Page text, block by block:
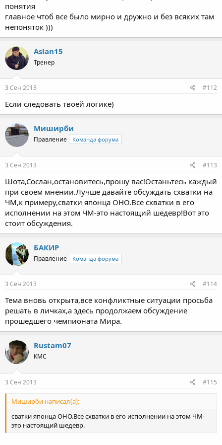
понятия
главное чтоб все было мирно и дружно и без всяких там
непоняток )))
Aslan15
Тренер
3 Сен 2013 #112
Если следовать твоей логике)
Миширби
Правление Команда форума
3 Сен 2013 #113
Шота,Сослан,остановитесь,прошу вас!Останьтесь каждый
при своем мнении.Лучше давайте обсуждать схватки на
ЧМ,к примеру,сватки японца ОНО.Все схватки в его
исполнении на этом ЧМ-это настоящий шедевр!Вот это
стоит обсуждения.
БАКИР
Правление Команда форума
3 Сен 2013 #114
Тема вновь открыта,все конфликтные ситуации просьба
решать в личках,а здесь продолжаем обсуждение
прошедшего чемпионата Мира.
Rustam07
КМС
3 Сен 2013 #115
Миширби написал(а):
сватки японца ОНО.Все схватки в его исполнении на этом ЧМ-
это настоящий шедевр.